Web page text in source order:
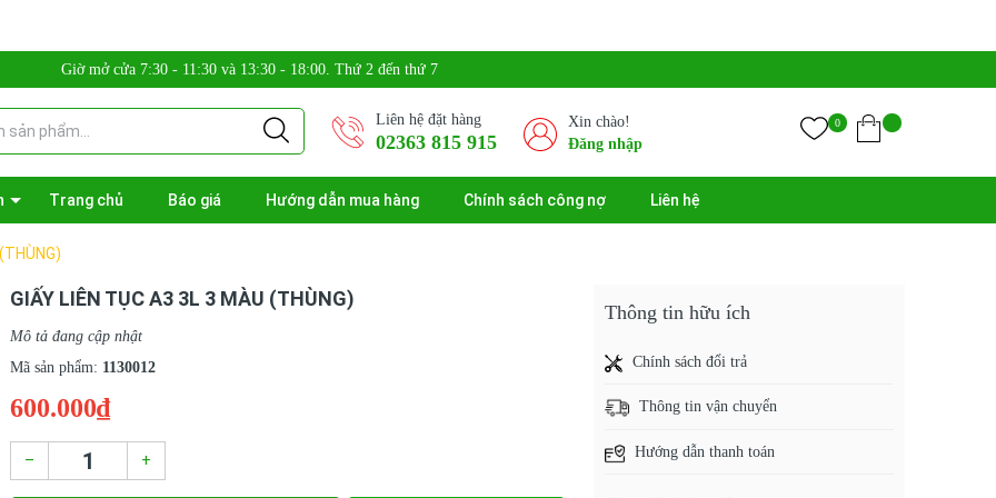
Giờ mở cửa 7:30 - 11:30 và 13:30 - 18:00. Thứ 2 đến thứ 7
Liên hệ đặt hàng
02363 815 915
Xin chào!
Đăng nhập
0
Trang chủ Báo giá Hướng dẫn mua hàng Chính sách công nợ Liên hệ
GIẤY LIÊN TỤC A3 3L 3 MÀU (THÙNG)
Mô tả đang cập nhật
Mã sản phẩm: 1130012
600.000₫
– +
Thông tin hữu ích
Chính sách đổi trả
Thông tin vận chuyển
Hướng dẫn thanh toán